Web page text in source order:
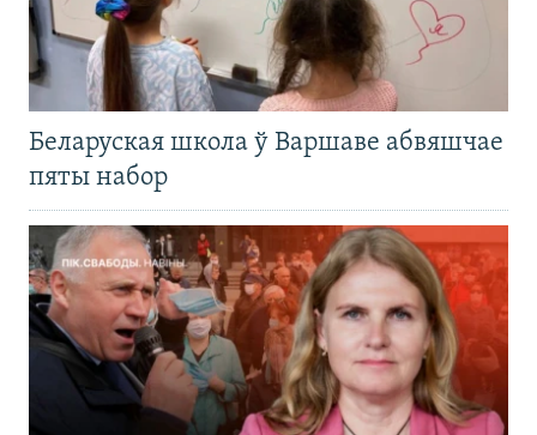
Беларуская школа ў Варшаве абвяшчае
пяты набор